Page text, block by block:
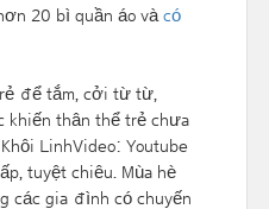
20 bì quần áo và có
để tắm, cởi từ từ,
khiến thân thể trẻ chưa
LinhVideo: Youtube
tuyệt chiêu. Mùa hè
các gia đình có chuyến